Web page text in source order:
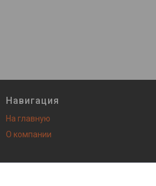
Навигация
На главную
О компании